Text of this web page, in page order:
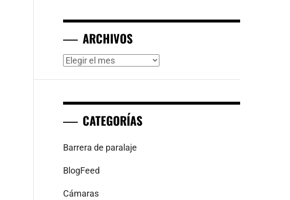
ARCHIVOS
Archivos
CATEGORÍAS
Barrera de paralaje
BlogFeed
Cámaras